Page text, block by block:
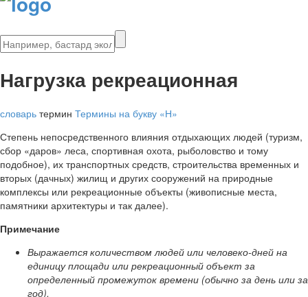
Нагрузка рекреационная
словарь термин Термины на букву «Н»
Степень непосредственного влия­ния отдыхающих людей (туризм,
сбор «даров» леса, спортивная охота, рыболовство и тому
подобное), их транспортных средств, строительства временных и
вторых (дачных) жилищ и других сооружений на природные
комплексы или рекреационные объекты (живописные места,
памятники архитек­туры и так далее).
Примечание
Выражается количеством людей или человеко-дней на
единицу площади или рекреационный объект за
определенный промежу­ток времени (обычно за день или за
год).